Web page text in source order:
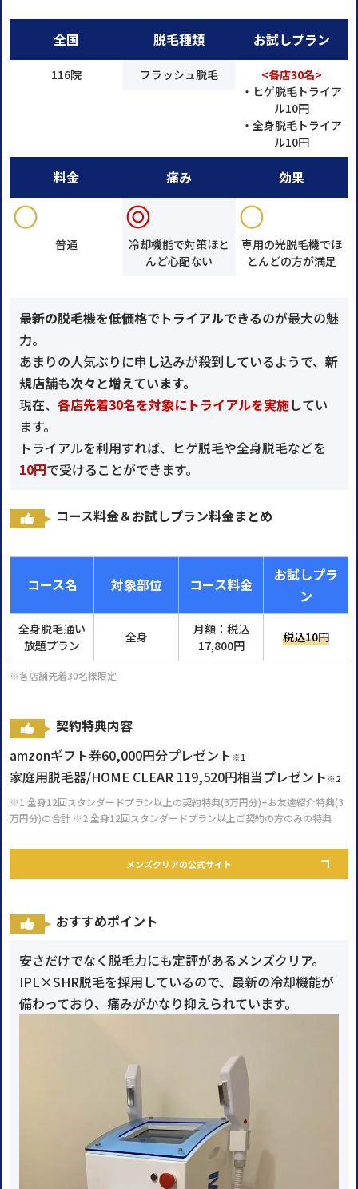
全国
116院
脱毛種類
フラッシュ脱毛
お試しプラン
<各店30名>
・ヒゲ脱毛トライア
ル10円
・全身脱毛トライア
ル10円
料金
普通
痛み
冷却機能で対策ほと
んど心配ない
効果
専用の光脱毛機でほ
とんどの方が満足
最新の脱毛機を低価格でトライアルできるのが最大の魅
力。
あまりの人気ぶりに申し込みが殺到しているようで、 新
規店舗も次々と増えています。
現在、 各店先着30名を対象にトライアルを実施してい
ます。
トライアルを利用すれば、ヒゲ脱毛や全身脱毛などを
10円で受けることができます。
コース料金＆お試しプラン料金まとめ
コース名 対象部位 コース料金
お試しプラ
ン
全身脱毛通い
放題プラン
全身
月額：税込
17,800円
税込10円
※各店舗先着30名様限定
契約特典内容
amzonギフト券60,000円分プレゼント ※1
家庭用脱毛器/HOME CLEAR 119,520円相当プレゼント ※2
※1 全身12回スタンダードプラン以上の契約特典(3万円分)+お友達紹介特典(3
万円分)の合計 ※2 全身12回スタンダードプラン以上ご契約の方のみの特典
メンズクリアの公式サイト
おすすめポイント
安さだけでなく脱毛力にも定評があるメンズクリア。
IPL×SHR脱毛を採用しているので、最新の冷却機能が
備わっており、痛みがかなり抑えられています。